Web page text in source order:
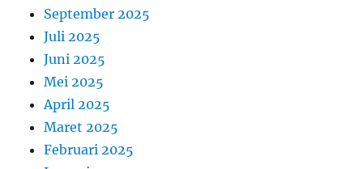
September 2025
Juli 2025
Juni 2025
Mei 2025
April 2025
Maret 2025
Februari 2025